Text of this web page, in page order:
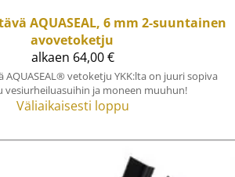
AQUASEAL, 6 mm 2-suuntainen
avovetoketju
alkaen 64,00 €
vetoketju YKK:lta on juuri sopiva
vesiurheiluasuihin ja moneen muuhun!
Väliaikaisesti loppu